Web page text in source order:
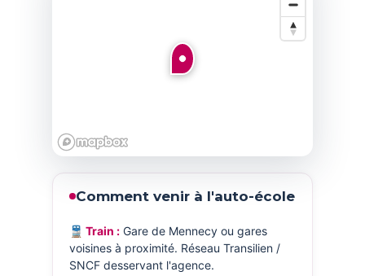
Comment venir à l'auto-école
🚆 Train :Gare de Mennecy ou gares
voisines à proximité. Réseau Transilien /
SNCF desservant l'agence.